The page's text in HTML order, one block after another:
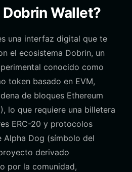
Dobrin Wallet?
una interfaz digital que te
el ecosistema Dobrin, un
conocido como
token basado en EVM,
de bloques Ethereum
lo que requiere una billetera
ERC-20 y protocolos
Alpha Dog (símbolo del
derivado
por la comunidad,